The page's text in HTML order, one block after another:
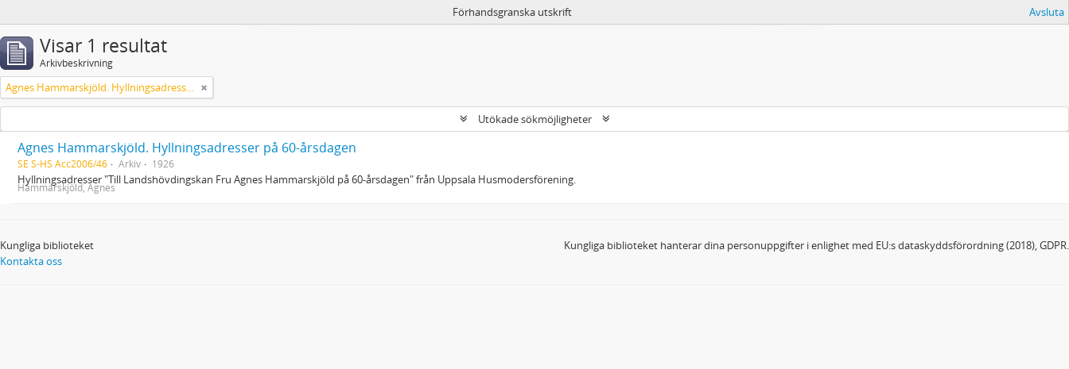
Förhandsgranska utskrift Avsluta
Visar 1 resultat
Arkivbeskrivning
Agnes Hammarskjöld. Hyllningsadresser på 60-årsdagen
Utökade sökmöjligheter
Agnes Hammarskjöld. Hyllningsadresser på 60-årsdagen
SE S-HS Acc2006/46 Arkiv 1926
Hyllningsadresser "Till Landshövdingskan Fru Agnes Hammarskjöld på 60-årsdagen" från Uppsala Husmodersförening.
Hammarskjöld, Agnes
Kungliga biblioteket
Kontakta oss
Kungliga biblioteket hanterar dina personuppgifter i enlighet med EU:s dataskyddsförordning (2018), GDPR.